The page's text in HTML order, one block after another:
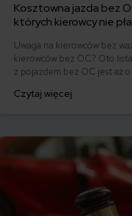
Kosztowna jazda bez
których kierowcy nie
Uwaga na kierowców bez
kierowców bez OC? Oto
z pojazdem bez OC jest aż
Czytaj więcej